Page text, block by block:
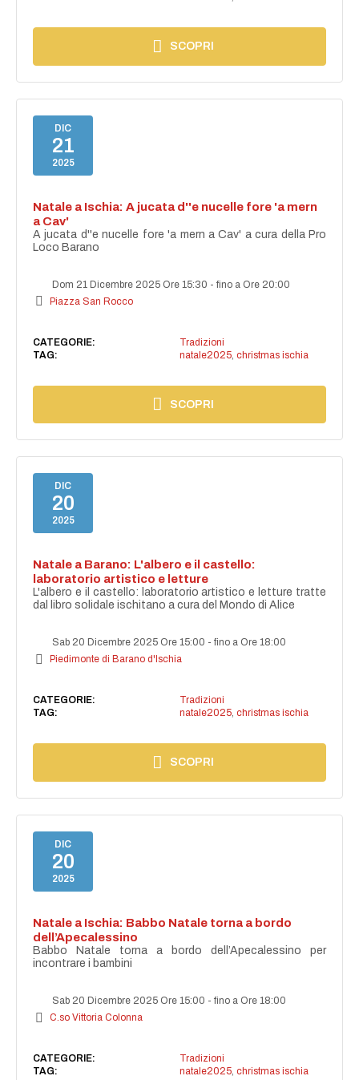
SCOPRI
DIC
21
2025
Natale a Ischia: A jucata d''e nucelle fore 'a mern
a Cav'
A jucata d''e nucelle fore 'a mern a Cav' a cura della Pro
Loco Barano
Dom 21 Dicembre 2025 Ore 15:30 -fino a Ore 20:00
Piazza San Rocco
CATEGORIE:
Tradizioni
TAG:
natale2025, christmas ischia
SCOPRI
DIC
20
2025
Natale a Barano: L'albero e il castello:
laboratorio artistico e letture
L'albero e il castello: laboratorio artistico e letture tratte
dal libro solidale ischitano a cura del Mondo di Alice
Sab 20 Dicembre 2025 Ore 15:00 -fino a Ore 18:00
Piedimonte di Barano d'Ischia
CATEGORIE:
Tradizioni
TAG:
natale2025, christmas ischia
SCOPRI
DIC
20
2025
Natale a Ischia: Babbo Natale torna a bordo
dell’Apecalessino
Babbo Natale torna a bordo dell’Apecalessino per
incontrare i bambini
Sab 20 Dicembre 2025 Ore 15:00 -fino a Ore 18:00
C.so Vittoria Colonna
CATEGORIE:
Tradizioni
TAG:
natale2025, christmas ischia